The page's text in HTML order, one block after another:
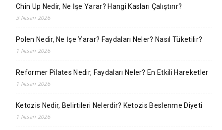
Chin Up Nedir, Ne İşe Yarar? Hangi Kasları Çalıştırır?
3 Nisan 2026
Polen Nedir, Ne İşe Yarar? Faydaları Neler? Nasıl Tüketilir?
1 Nisan 2026
Reformer Pilates Nedir, Faydaları Neler? En Etkili Hareketler
1 Nisan 2026
Ketozis Nedir, Belirtileri Nelerdir? Ketozis Beslenme Diyeti
1 Nisan 2026